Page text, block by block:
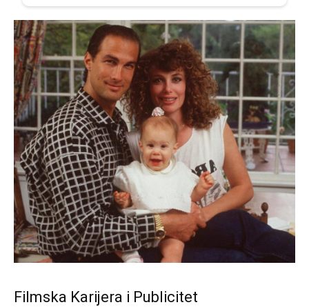
Filmska Karijera i Publicitet